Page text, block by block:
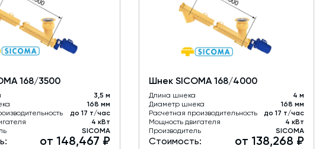
Автоматизированные системы управления
Экспертиза промышленной безопасности
Технический аудит бетонных заводов и
производств
168/3500
3,5 м
168 мм
до 17 т/час
4 кВт
SICOMA
от 148,467 ₽
Шнек SICOMA 168/4000
Длина шнека
4 м
Диаметр шнека
168 мм
Расчетная производительность
до 17 т/час
Мощность двигателя
4 кВт
Производитель
SICOMA
Стоимость: от 138,268 ₽